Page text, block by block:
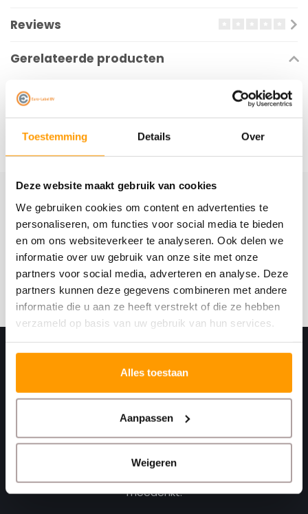
Toestemming Details Over
Deze website maakt gebruik van cookies
We gebruiken cookies om content en advertenties te
personaliseren, om functies voor social media te bieden
en om ons websiteverkeer te analyseren. Ook delen we
informatie over uw gebruik van onze site met onze
partners voor social media, adverteren en analyse. Deze
partners kunnen deze gegevens combineren met andere
informatie die u aan ze heeft verstrekt of die ze hebben
verzameld op basis van uw gebruik van hun services.
Alles toestaan
Aanpassen
Weigeren
Reviews
Gerelateerde producten
Schrijf je hier in voor onze nieuwsbrief
Ontvang onze nieuwste aanbiedingen en
kortingscodes
Abonneer
Print. Plak. Klaar. Met een partner die met je
meedenkt.